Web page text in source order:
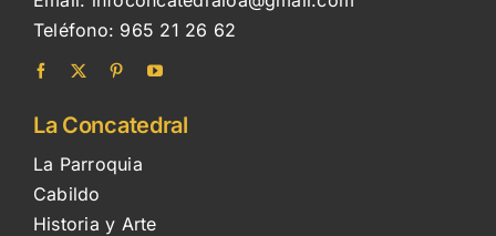
Teléfono: 965 21 26 62
La Concatedral
La Parroquia
Cabildo
Historia y Arte